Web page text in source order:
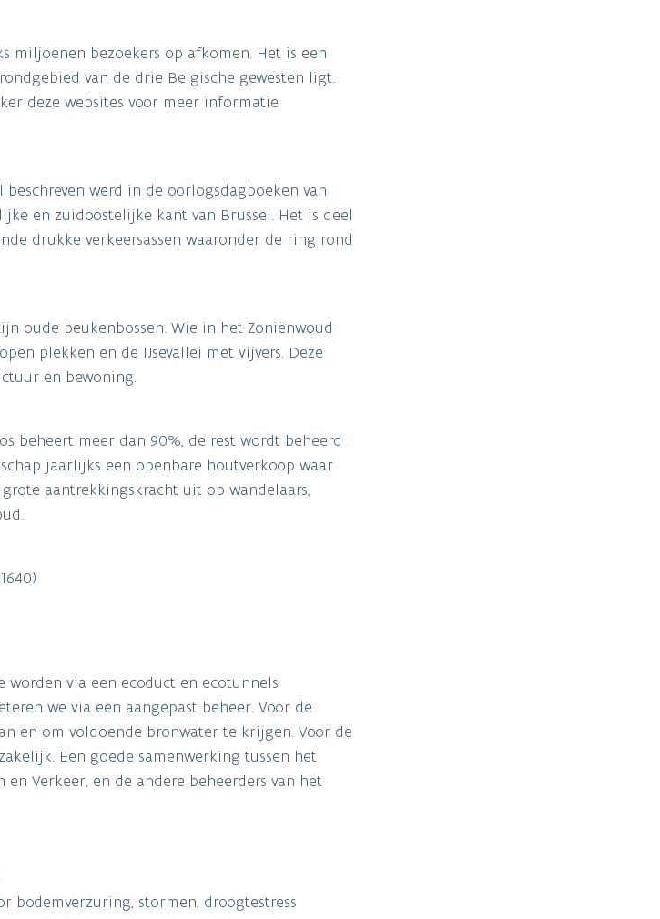
miljoenen bezoekers op afkomen. Het is een
van de drie Belgische gewesten ligt.
deze websites voor meer informatie
werd in de oorlogsdagboeken van
en zuidoostelijke kant van Brussel. Het is deel
drukke verkeersassen waaronder de ring rond
oude beukenbossen. Wie in het Zoniënwoud
plekken en de IJsevallei met vijvers. Deze
en bewoning.
beheert meer dan 90%, de rest wordt beheerd
jaarlijks een openbare houtverkoop waar
aantrekkingskracht uit op wandelaars,
via een ecoduct en ecotunnels
we via een aangepast beheer. Voor de
en om voldoende bronwater te krijgen. Voor de
Een goede samenwerking tussen het
Verkeer, en de andere beheerders van het
bodemverzuring, stormen, droogtestress